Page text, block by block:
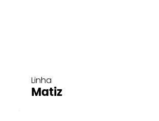
Linha
Matiz